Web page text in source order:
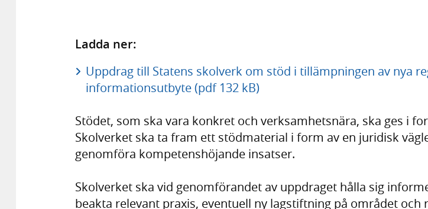
Ladda ner:
Uppdrag till Statens skolverk om stöd i tillämpningen av nya
informationsutbyte (pdf 132 kB)
Stödet, som ska vara konkret och verksamhetsnära, ska ges i
Skolverket ska ta fram ett stödmaterial i form av en juridisk
genomföra kompetenshöjande insatser.
Skolverket ska vid genomförandet av uppdraget hålla sig
beakta relevant praxis, eventuell ny lagstiftning på området och